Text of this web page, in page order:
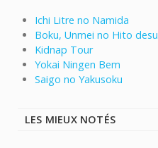
Ichi Litre no Namida
Boku, Unmei no Hito desu
Kidnap Tour
Yokai Ningen Bem
Saigo no Yakusoku
LES MIEUX NOTÉS